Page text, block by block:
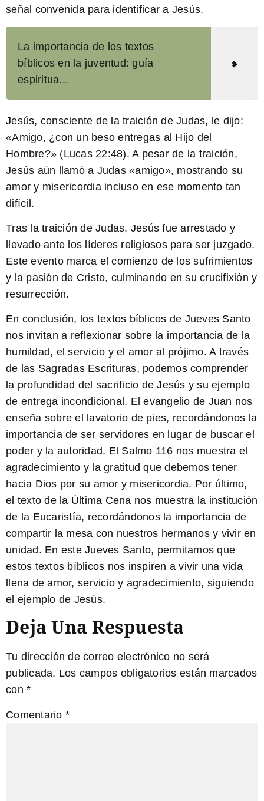
señal convenida para identificar a Jesús.
La importancia de los textos
bíblicos en la juventud: guía
espiritua...
Jesús, consciente de la traición de Judas, le dijo:
«Amigo, ¿con un beso entregas al Hijo del
Hombre?» (Lucas 22:48). A pesar de la traición,
Jesús aún llamó a Judas «amigo», mostrando su
amor y misericordia incluso en ese momento tan
difícil.
Tras la traición de Judas, Jesús fue arrestado y
llevado ante los líderes religiosos para ser juzgado.
Este evento marca el comienzo de los sufrimientos
y la pasión de Cristo, culminando en su crucifixión y
resurrección.
En conclusión, los textos bíblicos de Jueves Santo
nos invitan a reflexionar sobre la importancia de la
humildad, el servicio y el amor al prójimo. A través
de las Sagradas Escrituras, podemos comprender
la profundidad del sacrificio de Jesús y su ejemplo
de entrega incondicional. Elevangelio de Juan nos
enseña sobre el lavatorio de pies, recordándonos la
importancia de ser servidores en lugar de buscar el
poder y la autoridad. El Salmo 116 nos muestra el
agradecimiento y la gratitud que debemos tener
hacia Dios por su amor y misericordia. Por último,
el texto de la Última Cena nos muestra la institución
de la Eucaristía, recordándonos la importancia de
compartir la mesa con nuestros hermanos y vivir en
unidad. En este Jueves Santo, permitamos que
estos textos bíblicos nos inspiren a vivir una vida
llena de amor, servicio y agradecimiento, siguiendo
el ejemplo de Jesús.
Deja Una Respuesta
Tu dirección de correo electrónico no será
publicada. Los campos obligatorios están marcados
con *
Comentario *